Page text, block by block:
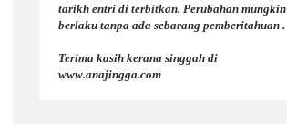
tarikh entri di terbitkan. Perubahan mungkin
berlaku tanpa ada sebarang pemberitahuan .
Terima kasih kerana singgah di
www.anajingga.com